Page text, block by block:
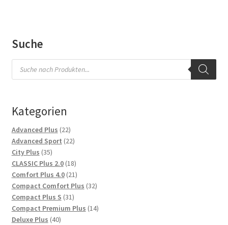
Suche
Products
search
Kategorien
Advanced Plus 2222
Produkte
Advanced Sport 2222
City Plus 3535
Produkte
CLASSIC Plus 2.0 1818
Produkte
Comfort Plus 4.0 2121
Produkte
Compact Comfort Plus 3232
Compact Plus S 3131
Produkte
Compact Premium Plus 1414
Deluxe Plus 4040